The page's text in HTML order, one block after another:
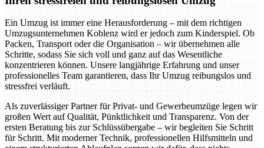
Ein Umzug ist immer eine Herausforderung – mit dem richtigen
Umzugsunternehmen Koblenz wird er jedoch zum Kinderspiel. Ob
Packen, Transport oder die Organisation – wir übernehmen alle
Schritte, sodass Sie sich voll und ganz auf das Wesentliche
konzentrieren können. Unsere langjährige Erfahrung und unser
professionelles Team garantieren, dass Ihr Umzug reibungslos und
stressfrei verläuft.
Als zuverlässiger Partner für Privat- und Gewerbeumzüge legen wir
großen Wert auf Qualität, Pünktlichkeit und Transparenz. Von der
ersten Beratung bis zur Schlüssübergabe – wir begleiten Sie Schritt
für Schritt. Mit moderner Technik, professionellen Hilfsmitteln und